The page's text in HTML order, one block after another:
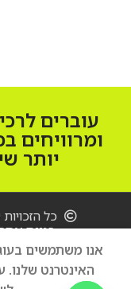
עוברים
ומרוויחים
יותר
כל הזכויות שמורות 2025
בניית
אנו משתמשים
האינטרנט
Epson
EB-